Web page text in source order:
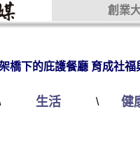
創業
橋下的庇護餐廳 育成社
生活 \ 健